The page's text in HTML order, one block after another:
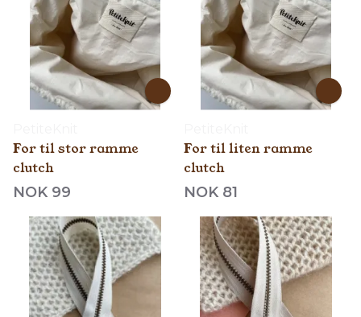
For til stor ramme
clutch
NOK 99
For til liten ramme
clutch
NOK 81